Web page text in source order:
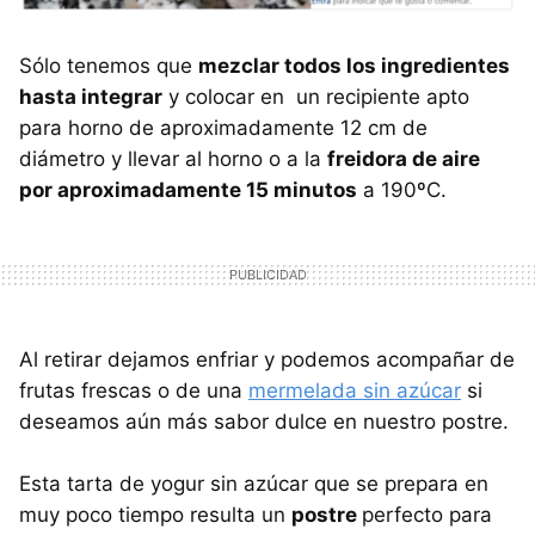
Sólo tenemos que mezclar todos los ingredientes
hasta integrar y colocar en un recipiente apto
para horno de aproximadamente 12 cm de
diámetro y llevar al horno o a la freidora de aire
por aproximadamente 15 minutos a 190ºC.
Al retirar dejamos enfriar y podemos acompañar de
frutas frescas o de una mermelada sin azúcar si
deseamos aún más sabor dulce en nuestro postre.
Esta tarta de yogur sin azúcar que se prepara en
muy poco tiempo resulta un postre perfecto para